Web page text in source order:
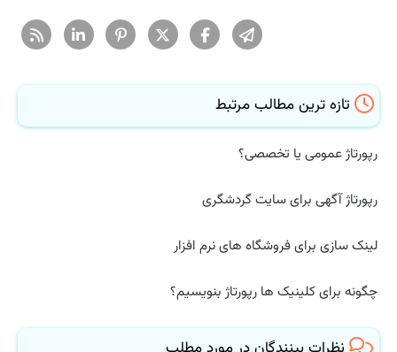
تازه ترین مطالب مرتبط
رپورتاژ عمومی یا تخصصی؟
رپورتاژ آگهی برای سایت گردشگری
لینک سازی برای فروشگاه های نرم افزار
چگونه برای کلینیک ها رپورتاژ بنویسیم؟